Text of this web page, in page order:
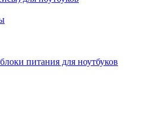
питания для ноутбуков